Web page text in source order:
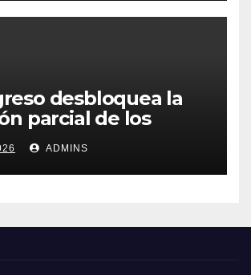
desbloquea la
parcial de los
laborales del
ADMINS